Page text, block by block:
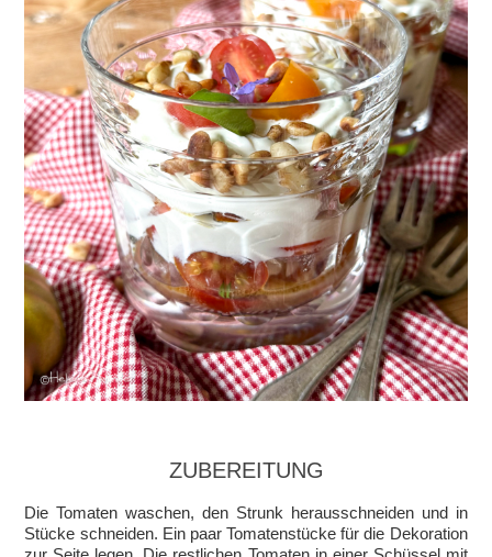
ZUBEREITUNG
Die Tomaten waschen, den Strunk herausschneiden und in
Stücke schneiden. Ein paar Tomatenstücke für die Dekoration